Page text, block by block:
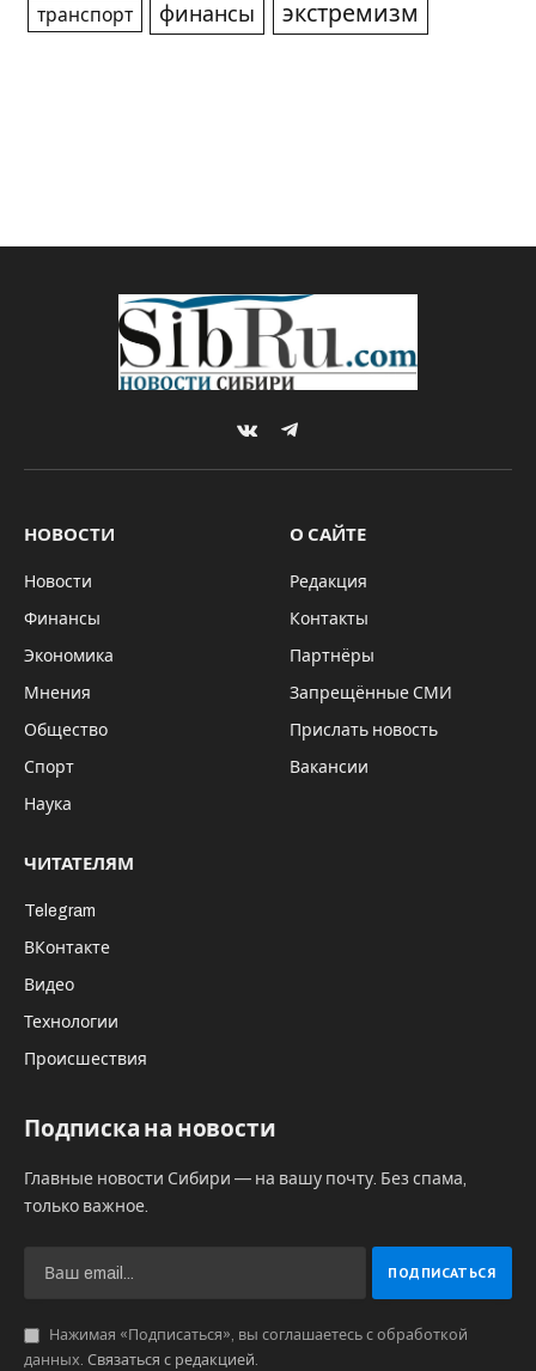
транспорт финансы экстремизм
VKontakteTelegram
НОВОСТИ
Новости
Финансы
Экономика
Мнения
Общество
Спорт
Наука
О САЙТЕ
Редакция
Контакты
Партнёры
Запрещённые СМИ
Прислать новость
Вакансии
ЧИТАТЕЛЯМ
Telegram
ВКонтакте
Видео
Технологии
Происшествия
Подписка на новости
Главные новости Сибири — на вашу почту. Без спама,
только важное.
Нажимая «Подписаться», вы соглашаетесь с обработкой
данных. Связаться с редакцией.